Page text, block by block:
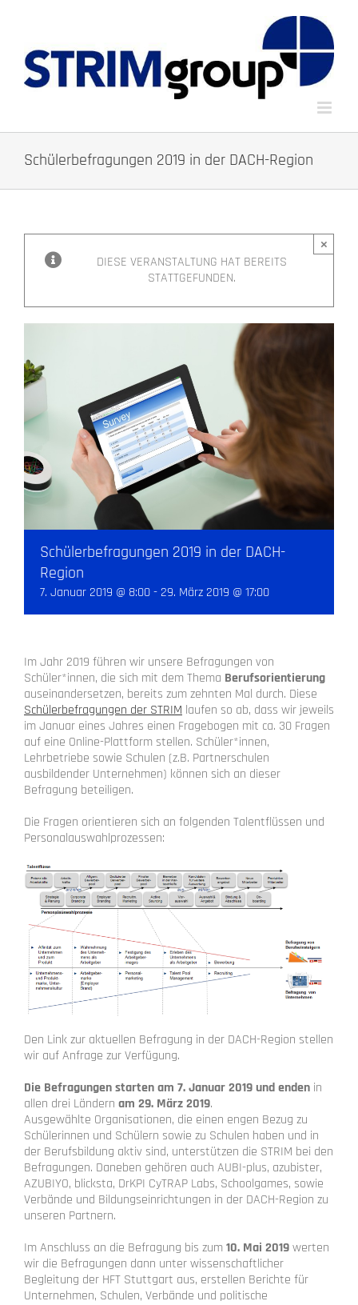
Schülerbefragungen 2019 in der DACH-Region
DIESE VERANSTALTUNG HAT BEREITS
STATTGEFUNDEN.
×
Schülerbefragungen 2019 in der DACH-
Region
7. Januar 2019 @ 8:00-29. März 2019 @ 17:00
Im Jahr 2019 führen wir unsere Befragungen von
Schüler*innen, die sich mit dem Thema Berufsorientierung
auseinandersetzen, bereits zum zehnten Mal durch. Diese
Schülerbefragungen der STRIM laufen so ab, dass wir jeweils
im Januar eines Jahres einen Fragebogen mit ca. 30 Fragen
auf eine Online-Plattform stellen. Schüler*innen,
Lehrbetriebe sowie Schulen (z.B. Partnerschulen
ausbildender Unternehmen) können sich an dieser
Befragung beteiligen.
Die Fragen orientieren sich an folgenden Talentflüssen und
Personalauswahlprozessen:
Den Link zur aktuellen Befragung in der DACH-Region stellen
wir auf Anfrage zur Verfügung.
Die Befragungen starten am 7. Januar 2019und enden in
allen drei Ländern am 29. März 2019.
Ausgewählte Organisationen, die einen engen Bezug zu
Schülerinnen und Schülern sowie zu Schulen haben und in
der Berufsbildung aktiv sind, unterstützen die STRIM bei den
Befragungen. Daneben gehören auch AUBI-plus, azubister,
AZUBIYO, blicksta, DrKPI CyTRAP Labs, Schoolgames, sowie
Verbände und Bildungseinrichtungen in der DACH-Region zu
unseren Partnern.
Im Anschluss an die Befragung bis zum10. Mai 2019werten
wir die Befragungen dann unter wissenschaftlicher
Begleitung der HFT Stuttgart aus, erstellen Berichte für
Unternehmen, Schulen, Verbände und politische